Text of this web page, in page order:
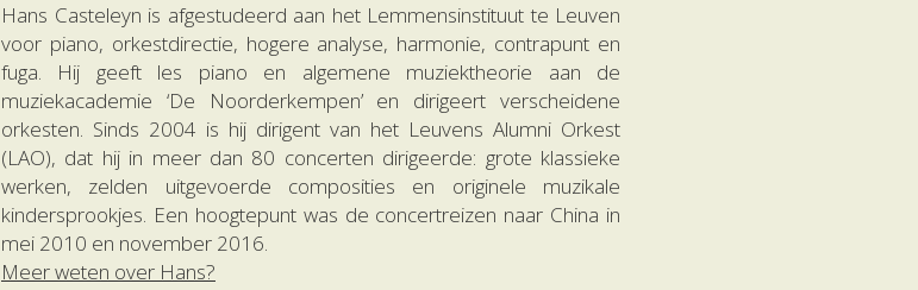
Hans Casteleyn is afgestudeerd aan het Lemmensinstituut te Leuven
voor piano, orkestdirectie, hogere analyse, harmonie, contrapunt en
fuga. Hij geeft les piano en algemene muziektheorie aan de
muziekacademie ‘De Noorderkempen’ en dirigeert verscheidene
orkesten. Sinds 2004 is hij dirigent van het Leuvens Alumni Orkest
(LAO), dat hij in meer dan 80 concerten dirigeerde: grote klassieke
werken, zelden uitgevoerde composities en originele muzikale
kindersprookjes. Een hoogtepunt was de concertreizen naar China in
mei 2010 en november 2016.
Meer weten over Hans?